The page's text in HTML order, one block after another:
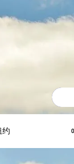
are available,